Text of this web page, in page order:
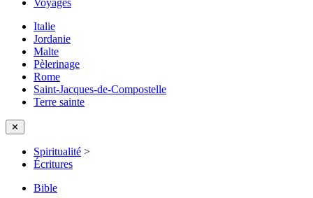
Voyages
Italie
Jordanie
Malte
Pèlerinage
Rome
Saint-Jacques-de-Compostelle
Terre sainte
✕
Spiritualité >
Écritures
Bible